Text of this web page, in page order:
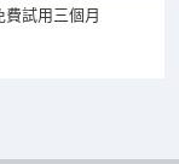
費試用三個月